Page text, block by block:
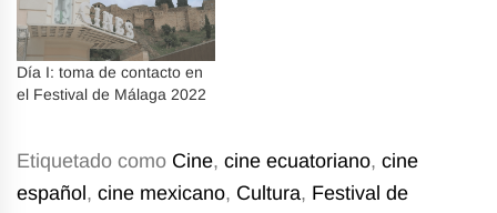
Día I: toma de contacto en
el Festival de Málaga 2022
Etiquetado como Cine, cine ecuatoriano, cine
español , cine mexicano, Cultura, Festival de